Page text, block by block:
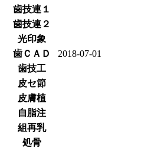
歯技連１
歯技連２
光印象
歯ＣＡＤ
2018-07-01
歯技工
皮セ節
皮膚植
自脂注
組再乳
処骨